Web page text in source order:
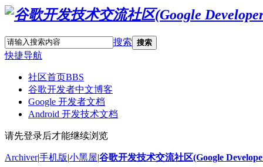
搜索 搜索
快捷导航
社区首页BBS
谷歌开发者中文博客
Google 开发者文档
Android 开发技术文档
请先登录后才能继续浏览
Archiver|手机版|小黑屋|谷歌开发技术交流社区(Google